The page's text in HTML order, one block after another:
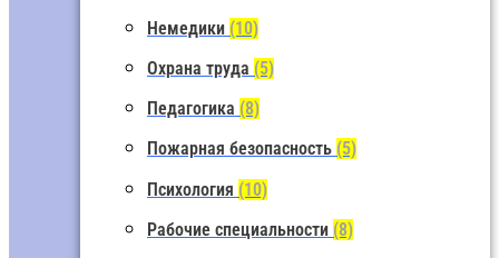
Немедики (10)
Охрана труда (5)
Педагогика (8)
Пожарная безопасность (5)
Психология (10)
Рабочие специальности (8)